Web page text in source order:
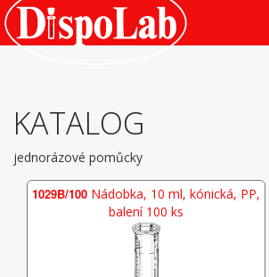
KATALOG
jednorázové pomůcky
1029B/100 Nádobka, 10 ml, kónická, PP,
balení 100 ks